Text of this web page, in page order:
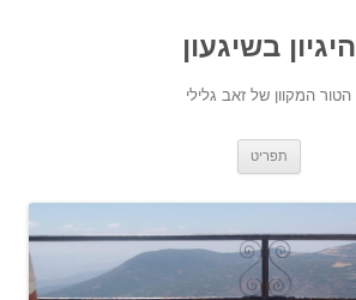
היגיון בשיגעון
הטור המקוון של זאב גלילי
תפריט